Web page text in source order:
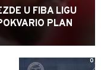
U FIBA LIGU
PLAN
0